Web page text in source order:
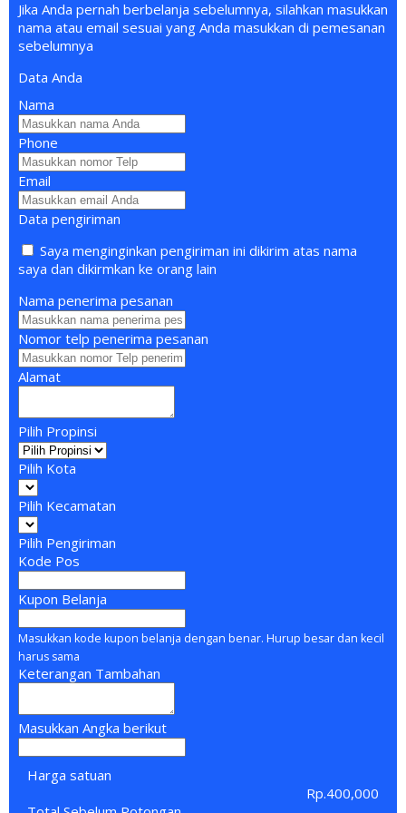
Jika Anda pernah berbelanja sebelumnya, silahkan masukkan
nama atau email sesuai yang Anda masukkan di pemesanan
sebelumnya
Data Anda
Nama
Phone
Email
Data pengiriman
Saya menginginkan pengiriman ini dikirim atas nama
saya dan dikirmkan ke orang lain
Nama penerima pesanan
Nomor telp penerima pesanan
Alamat
Pilih Propinsi
Pilih Kota
Pilih Kecamatan
Pilih Pengiriman
Kode Pos
Kupon Belanja
Masukkan kode kupon belanja dengan benar. Hurup besar dan kecil
harus sama
Keterangan Tambahan
Masukkan Angka berikut
Harga satuan
Rp.400,000